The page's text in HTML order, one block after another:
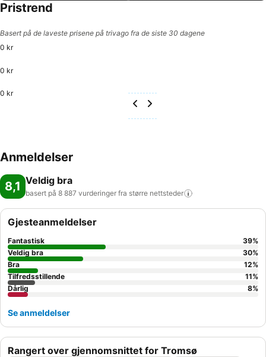
Pristrend
Basert på de laveste prisene på trivago fra de siste 30 dagene
0 kr
0 kr
0 kr
Anmeldelser
8,1 Veldig bra
basert på 8 887 vurderinger fra større nettsteder
Rangert over gjennomsnittet for Tromsø
Gjesteanmeldelser
Fantastisk 39%
Veldig bra
30%
Bra
12%
Tilfredsstillende
11%
Dårlig
8%
Se anmeldelser